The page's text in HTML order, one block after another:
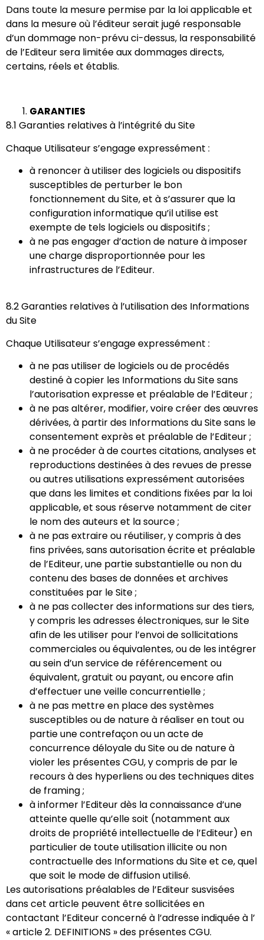
Dans toute la mesure permise par la loi applicable et
dans la mesure où l’éditeur serait jugé responsable
d’un dommage non-prévu ci-dessus, la responsabilité
de l’Editeur sera limitée aux dommages directs,
certains, réels et établis.
GARANTIES
8.1​ ​Garanties relatives à l’intégrité du Site
Chaque Utilisateur s’engage expressément :
à renoncer à utiliser des logiciels ou dispositifs
susceptibles de perturber le bon
fonctionnement du Site, et à s’assurer que la
configuration informatique qu’il utilise est
exempte de tels logiciels ou dispositifs ;
à ne pas engager d’action de nature à imposer
une charge disproportionnée pour les
infrastructures de l’Editeur.
8.2​ ​Garanties relatives à l’utilisation des Informations
du Site
Chaque Utilisateur s’engage expressément :
à ne pas utiliser de logiciels ou de procédés
destiné à copier les Informations du Site sans
l’autorisation expresse et préalable de l’Editeur ;
à ne pas altérer, modifier, voire créer des œuvres
dérivées, à partir des Informations du Site sans le
consentement exprès et préalable de l’Editeur ;
à ne procéder à de courtes citations, analyses et
reproductions destinées à des revues de presse
ou autres utilisations expressément autorisées
que dans les limites et conditions fixées par la loi
applicable, et sous réserve notamment de citer
le nom des auteurs et la source ;
à ne pas extraire ou réutiliser, y compris à des
fins privées, sans autorisation écrite et préalable
de l’Editeur, une partie substantielle ou non du
contenu des bases de données et archives
constituées par le Site ;
à ne pas collecter des informations sur des tiers,
y compris les adresses électroniques, sur le Site
afin de les utiliser pour l’envoi de sollicitations
commerciales ou équivalentes, ou de les intégrer
au sein d’un service de référencement ou
équivalent, gratuit ou payant, ou encore afin
d’effectuer une veille concurrentielle ;
à ne pas mettre en place des systèmes
susceptibles ou de nature à réaliser en tout ou
partie une contrefaçon ou un acte de
concurrence déloyale du Site ou de nature à
violer les présentes CGU, y compris de par le
recours à des hyperliens ou des techniques dites
de framing ;
à informer l’Editeur dès la connaissance d’une
atteinte quelle qu’elle soit (notamment aux
droits de propriété intellectuelle de l’Editeur) en
particulier de toute utilisation illicite ou non
contractuelle des Informations du Site et ce, quel
que soit le mode de diffusion utilisé.
Les autorisations préalables de l’Editeur susvisées
dans cet article peuvent être sollicitées en
contactant l’Editeur concerné à l’adresse indiquée à l’
« ​article 2. DEFINITIONS ​» des présentes CGU.